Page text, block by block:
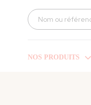
Search
for:
NOS PRODUITS